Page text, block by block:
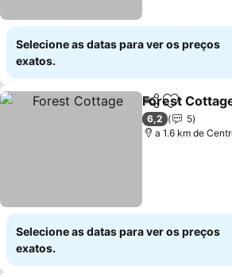
Selecione as datas para ver os preços
exatos.
PartilharAdicionar
Forest
6,2
5
a 1.6 km de
Selecione as datas para ver os preços
exatos.